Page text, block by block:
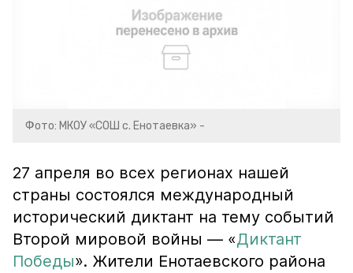
Фото: МКОУ «СОШ с. Енотаевка» -
27 апреля во всех регионах нашей
страны состоялся международный
исторический диктант на тему событий
Второй мировой войны — «Диктант
Победы». Жители Енотаевского района